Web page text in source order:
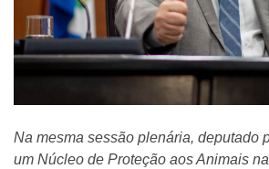
Na mesma sessão plenária, deputado
um Núcleo de Proteção aos Animais